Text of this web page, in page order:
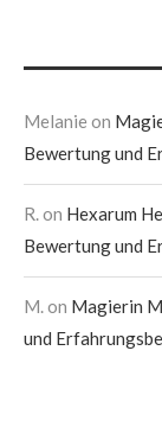
Melanie on
Bewertung und
R.on Hexarum
Bewertung und
M.on Magierin
und